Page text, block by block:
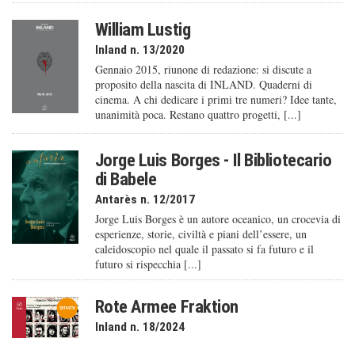
William Lustig
Inland n. 13/2020
Gennaio 2015, riunone di redazione: si discute a
proposito della nascita di INLAND. Quaderni di
cinema. A chi dedicare i primi tre numeri? Idee tante,
unanimità poca. Restano quattro progetti, [...]
Jorge Luis Borges - Il Bibliotecario
di Babele
Antarès n. 12/2017
Jorge Luis Borges è un autore oceanico, un crocevia di
esperienze, storie, civiltà e piani dell’essere, un
caleido­scopio nel quale il passato si fa futuro e il
futuro si rispecchia [...]
Rote Armee Fraktion
Inland n. 18/2024